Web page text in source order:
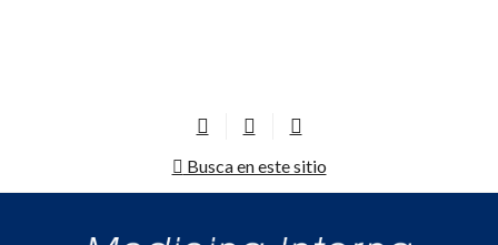
Busca en este sitio